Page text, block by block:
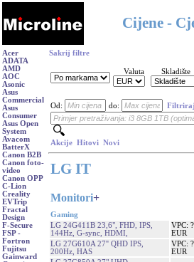
Cijene -
Acer
ADATA
AMD
AOC
Asonic
Asus
Commercial
Asus
Consumer
Asus Open
System
Avacom
BatterX
Canon B2B
Canon foto-
video
Canon OPP
C-Lion
Creality
EVTrip
Fractal
Design
F-Secure
FSP -
Fortron
Fujitsu
Gainward
Sakrij filtre
Valuta
Skladište
Od: do:
Akcije Hitovi Novi
LG IT
Monitori+
Gaming
LG 24G411B 23,6", FHD, IPS,
144Hz, G-sync, HDMI,
VPC: ?
EUR
LG 27G610A 27'' QHD IPS,
200Hz, HAS
VPC: ?
EUR